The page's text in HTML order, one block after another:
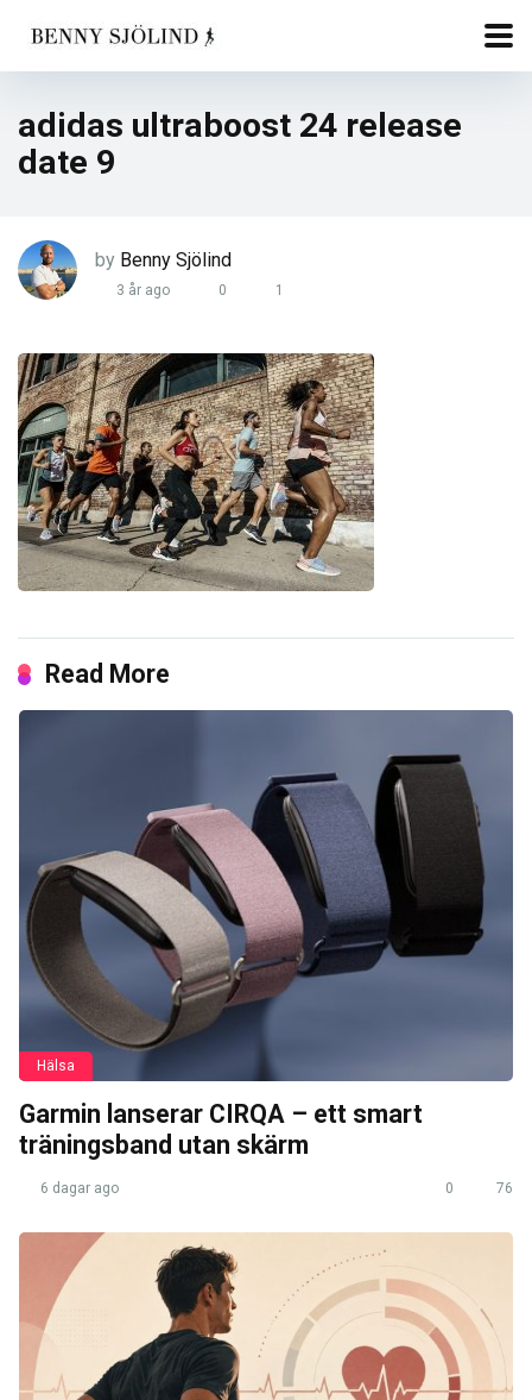
adidas ultraboost 24 release
date 9
by Benny Sjölind
3 år ago 0 1
Read More
Hälsa
Garmin lanserar CIRQA – ett smart
träningsband utan skärm
6 dagar ago 0 76